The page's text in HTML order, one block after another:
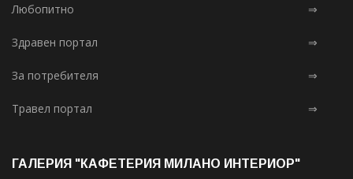
Любопитно ⇒
Здравен портал ⇒
За потребителя ⇒
Травел портал ⇒
ГАЛЕРИЯ "КАФЕТЕРИЯ МИЛАНО ИНТЕРИОР"